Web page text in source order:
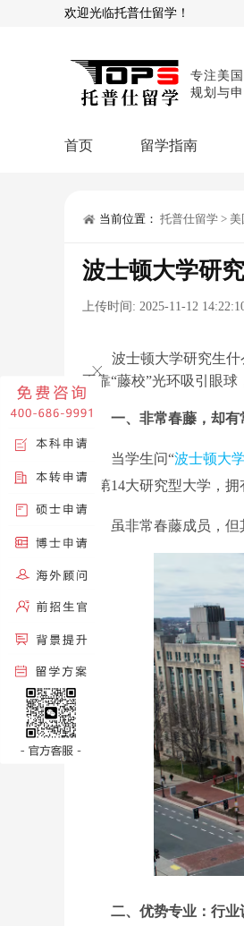
欢迎光临托普仕留学！
专注美
规划与
首页 留学指南
留学攻略
留学资讯
当前位置： 托普仕留学 >
波士顿大学研
上传时间: 2025-11-12
波士顿大学研究生
不靠“藤校”光环吸引眼球
一、非常春藤，却有
当学生问“波士顿大学
美第14大研究型大学，
虽非常春藤成员，但其
二、优势专业：行业